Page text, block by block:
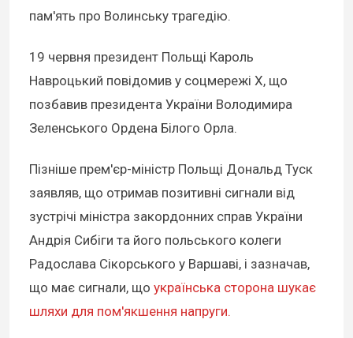
пам'ять про Волинську трагедію.
19 червня президент Польщі Кароль
Навроцький повідомив у соцмережі Х, що
позбавив президента України Володимира
Зеленського Ордена Білого Орла.
Пізніше прем'єр-міністр Польщі Дональд Туск
заявляв, що отримав позитивні сигнали від
зустрічі міністра закордонних справ України
Андрія Сибіги та його польського колеги
Радослава Сікорського у Варшаві, і зазначав,
що має сигнали, що українська сторона шукає
шляхи для пом'якшення напруги.